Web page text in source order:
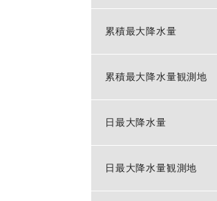
累積最大降水量
累積最大降水量観測地
日最大降水量
日最大降水量観測地